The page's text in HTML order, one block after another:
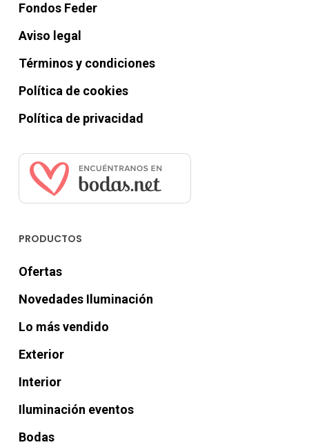
Fondos Feder
Aviso legal
Términos y condiciones
Política de cookies
Política de privacidad
PRODUCTOS
Ofertas
Novedades Iluminación
Lo más vendido
Exterior
Interior
Iluminación eventos
Bodas